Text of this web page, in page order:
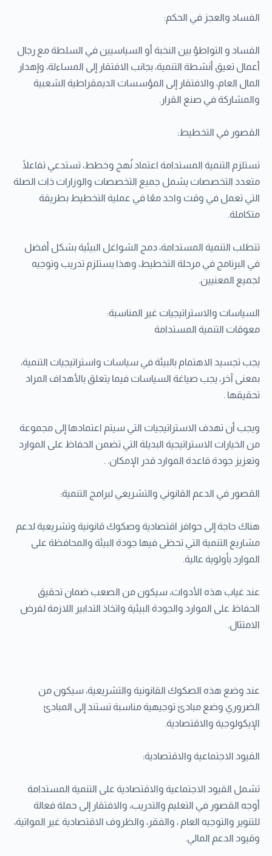
الفساد والعجز في الحكم:
الفساد و التواطؤ بين النخبة أو السياسيين في السلطة مع رجال
أعمال تعيق أنشطة التنمية، بجانب الافتقار إلى المساءلة، وإهدار
المال العام، والافتقار إلى المؤسسات الديمقراطية الشعبية
والمشاركة في صنع القرار.
القصور في التخطيط:
تستلزم التنمية المستدامة اعتماد نُهج وخطط، تستدعي تفاعلًا
متعدد التخصصات يشمل جميع التخصصات والوزارات ذات الصلة
التي تعمل في وقت واحد معًا في عملية التخطيط بطريقة
متكاملة.
تتطلب التنمية المستدامة، دمج الشواغل البيئية بشكل أفضل
في البرنامج في مرحلة التخطيط، وهذا يستلزم تدريب وتوجيه
لجميع المعنيين.
السياسات والاستراتيجيات غير المناسبة:
معوقات التنمية المستدامة
يجب تجسيد الاهتمام بالبيئة في سياسات واستراتيجيات التنمية،
بمعنى آخر، يجب صياغة السياسات فيما يتعلق بالأهداف المراد
تحقيقها .
ويجب أن تهدف الاستراتيجيات التي سيتم اعتمادها إلى مجموعة
من الخيارات الاستراتيجية البديلة التي تضمن الحفاظ على الموارد
وتعزيز جودة قاعدة الموارد قدر الإمكان. .
القصور في الدعم القانوني والتشريعي لبرامج التنمية:
هناك حاجة إلى حوافز اقتصادية وصكوك قانونية وتشريعية لدعم
مشاريع التنمية التي تحظى فيها جودة البيئة والمحافظة على
الموارد بأولوية عالية.
عند غياب هذه الأدوات، سيكون من الصعب ضمان تحقيق
الحفاظ على الموارد والجودة البيئية واتخاذ التدابير اللازمة لفرض
الامتثال.
عند وضع هذه الصكوك القانونية والتشريعية، سيكون من
الضروري وضع مبادئ توجيهية مناسبة تستند إلى المبادئ
الإيكولوجية والاقتصادية.
القيود الاجتماعية والاقتصادية:
تشمل القيود الاجتماعية والاقتصادية على التنمية المستدامة
أوجه القصور في التعليم والتدريب، والافتقار إلى حملة فعالة
للتنوير والتوجيه العام ، والفقر، والظروف الاقتصادية غير المواتية،
وقيود الدعم المالي.